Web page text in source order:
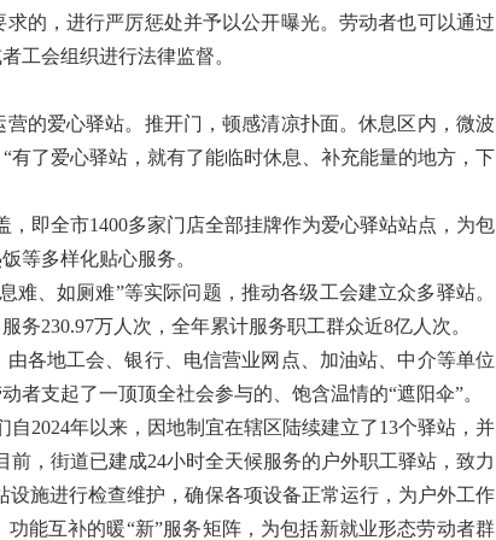
的，进行严厉惩处并予以公开曝光。劳动者也可以通过
工会组织进行法律监督。
爱心驿站。推开门，顿感清凉扑面。休息区内，微波
了爱心驿站，就有了能临时休息、补充能量的地方，下
即全市1400多家门店全部挂牌作为爱心驿站站点，为包
等多样化贴心服务。
、如厕难”等实际问题，推动各级工会建立众多驿站。
务230.97万人次，全年累计服务职工群众近8亿人次。
地工会、银行、电信营业网点、加油站、中介等单位
支起了一顶顶全社会参与的、饱含温情的“遮阳伞”。
2024年以来，因地制宜在辖区陆续建立了13个驿站，并
，街道已建成24小时全天候服务的户外职工驿站，致力
施进行检查维护，确保各项设备正常运行，为户外工作
能互补的暖“新”服务矩阵，为包括新就业形态劳动者群